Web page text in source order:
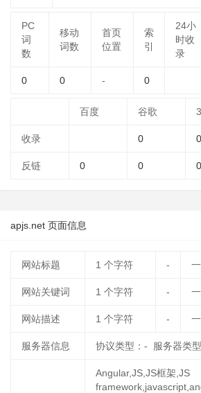
PC
词
数
移动
词数
首页
位置
索
引
24小
时收
录
0 0 - 0
百度 谷歌
收录 0 0
反链 0 0 0
apjs.net 页面信息
网站标题 1 个字符 -
网站关键词 1 个字符 -
网站描述 1 个字符 -
服务器信息 协议类型：- 服务器类
Angular,JS,JS框架,JS